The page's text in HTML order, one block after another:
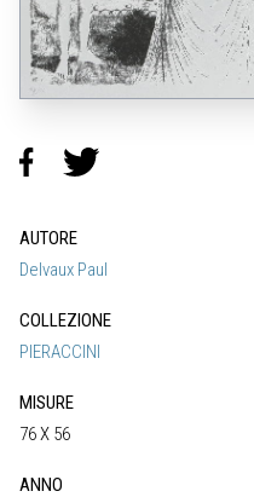
AUTORE
Delvaux Paul
COLLEZIONE
PIERACCINI
MISURE
76 X 56
ANNO